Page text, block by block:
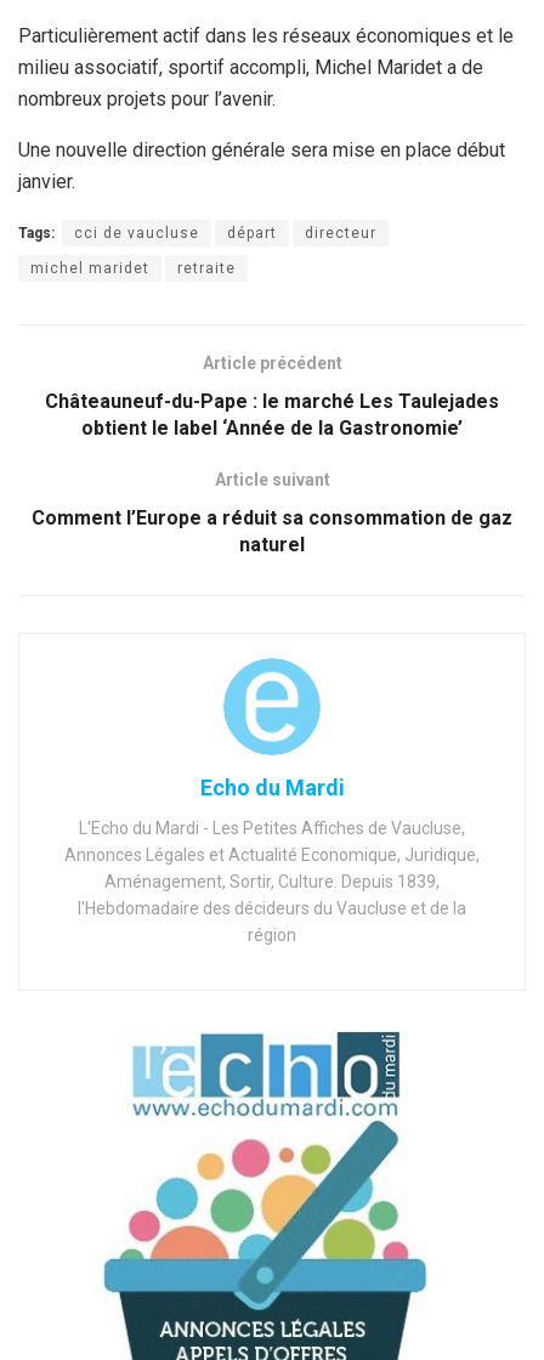
Particulièrement actif dans les réseaux économiques et le
milieu associatif, sportif accompli, Michel Maridet a de
nombreux projets pour l’avenir.
Une nouvelle direction générale sera mise en place début
janvier.
Tags: cci de vaucluse départ directeur
michel maridet retraite
Article précédent
Châteauneuf-du-Pape : le marché Les Taulejades
obtient le label ‘Année de la Gastronomie’
Article suivant
Comment l’Europe a réduit sa consommation de gaz
naturel
Echo du Mardi
L'Echo du Mardi - Les Petites Affiches de Vaucluse,
Annonces Légales et Actualité Economique, Juridique,
Aménagement, Sortir, Culture. Depuis 1839,
l'Hebdomadaire des décideurs du Vaucluse et de la
région